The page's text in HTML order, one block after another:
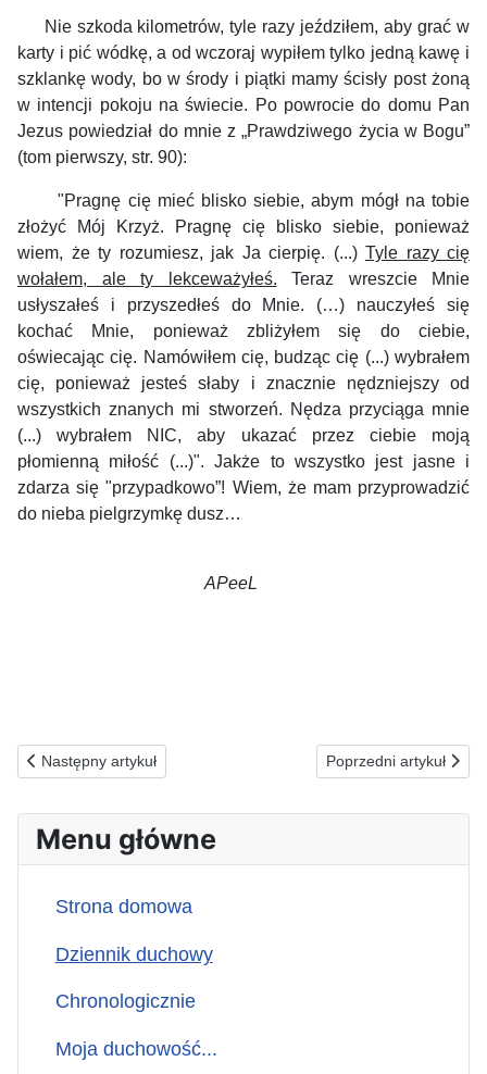
Nie szkoda kilometrów, tyle razy jeździłem, aby grać w
karty i pić wódkę, a od wczoraj wypiłem tylko jedną kawę i
szklankę wody, bo w środy i piątki mamy ścisły post żoną
w intencji pokoju na świecie. Po powrocie do domu Pan
Jezus powiedział do mnie z „Prawdziwego życia w Bogu”
(tom pierwszy, str. 90):
"Pragnę cię mieć blisko siebie, abym mógł na tobie
złożyć Mój Krzyż. Pragnę cię blisko siebie, ponieważ
wiem, że ty rozumiesz, jak Ja cierpię. (...) Tyle razy cię
wołałem, ale ty lekceważyłeś. Teraz wreszcie Mnie
usłyszałeś i przyszedłeś do Mnie. (…) nauczyłeś się
kochać Mnie, ponieważ zbliżyłem się do ciebie,
oświecając cię. Namówiłem cię, budząc cię (...) wybrałem
cię, ponieważ jesteś słaby i znacznie nędzniejszy od
wszystkich znanych mi stworzeń. Nędza przyciąga mnie
(...) wybrałem NIC, aby ukazać przez ciebie moją
płomienną miłość (...)". Jakże to wszystko jest jasne i
zdarza się "przypadkowo”! Wiem, że mam przyprowadzić
do nieba pielgrzymkę dusz…
APeeL
Poprzednia strona: 27.05.2026(ś) ZA CHWYTAJĄCYCH SIĘ
Następny artykuł Następna strona:
Poprzedni artykuł
Menu główne
Strona domowa
Dziennik duchowy
Chronologicznie
Moja duchowość...